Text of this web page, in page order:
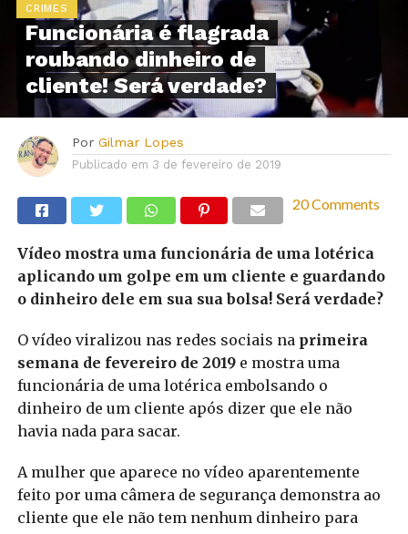
CRIMES
Funcionária é flagrada
roubando dinheiro de
cliente! Será verdade?
Por Gilmar Lopes
Publicado em 3 de fevereiro de 2019
20 Comments
Vídeo mostra uma funcionária de uma lotérica
aplicando um golpe em um cliente e guardando
o dinheiro dele em sua sua bolsa! Será verdade?
O vídeo viralizou nas redes sociais na primeira
semana de fevereiro de 2019e mostra uma
funcionária de uma lotérica embolsando o
dinheiro de um cliente após dizer que ele não
havia nada para sacar.
A mulher que aparece no vídeo aparentemente
feito por uma câmera de segurança demonstra ao
cliente que ele não tem nenhum dinheiro para